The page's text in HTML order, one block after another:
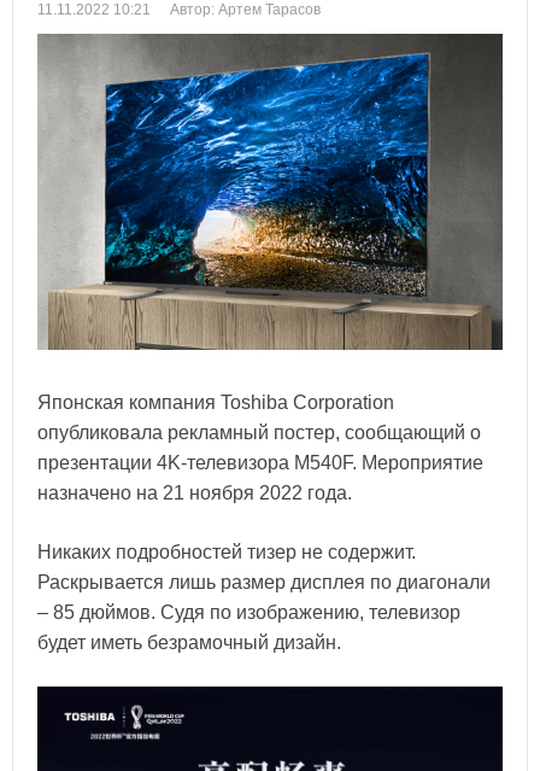
11.11.2022 10:21 Автор: Артем Тарасов
Японская компания Toshiba Corporation
опубликовала рекламный постер, сообщающий о
презентации 4K-телевизора M540F. Мероприятие
назначено на 21 ноября 2022 года.
Никаких подробностей тизер не содержит.
Раскрывается лишь размер дисплея по диагонали
– 85 дюймов. Судя по изображению, телевизор
будет иметь безрамочный дизайн.